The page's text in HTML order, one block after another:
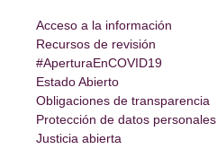
Acceso a la información
Recursos de revisión
#AperturaEnCOVID19
Estado Abierto
Obligaciones de transparencia
Protección de datos personales
Justicia abierta